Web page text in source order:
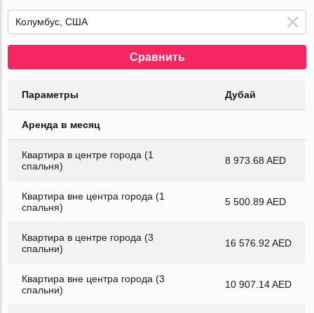
Сравнить
Параметры Дубай
Аренда в месяц
Квартира в центре города (1
спальня)
8 973.68 AED
Квартира вне центра города (1
спальня)
5 500.89 AED
Квартира в центре города (3
спальни)
16 576.92 AED
Квартира вне центра города (3
спальни)
10 907.14 AED